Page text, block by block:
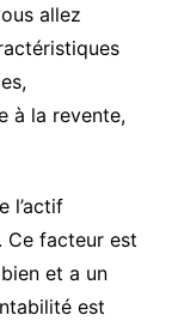
allez
à la revente,
l’actif
Ce facteur est
et a un
est